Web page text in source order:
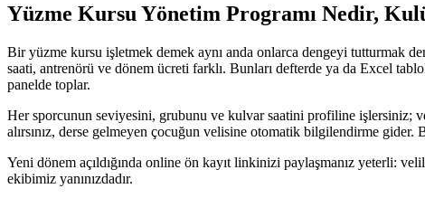
Yüzme Kursu Yönetim Programı Nedir,
Bir yüzme kursu işletmek demek aynı anda onlarca dengeyi tutturmak
saati, antrenörü ve dönem ücreti farklı. Bunları defterde ya da Excel
panelde toplar.
Her sporcunun seviyesini, grubunu ve kulvar saatini profiline işlersiniz;
alırsınız, derse gelmeyen çocuğun velisine otomatik bilgilendirme gider.
Yeni dönem açıldığında online ön kayıt linkinizi paylaşmanız yeterli:
ekibimiz yanınızdadır.